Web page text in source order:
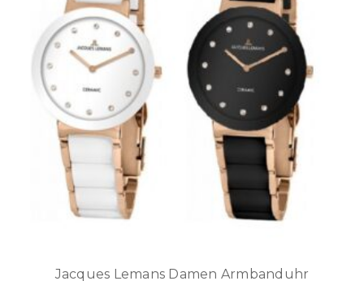
Jacques Lemans Damen Armbanduhr